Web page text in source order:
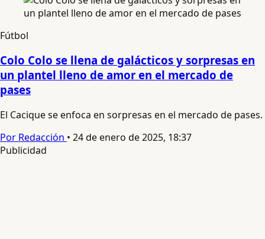
Fútbol
Colo Colo se llena de galácticos y sorpresas en
un plantel lleno de amor en el mercado de
pases
El Cacique se enfoca en sorpresas en el mercado de pases.
Por Redacción • 24 de enero de 2025, 18:37
Publicidad